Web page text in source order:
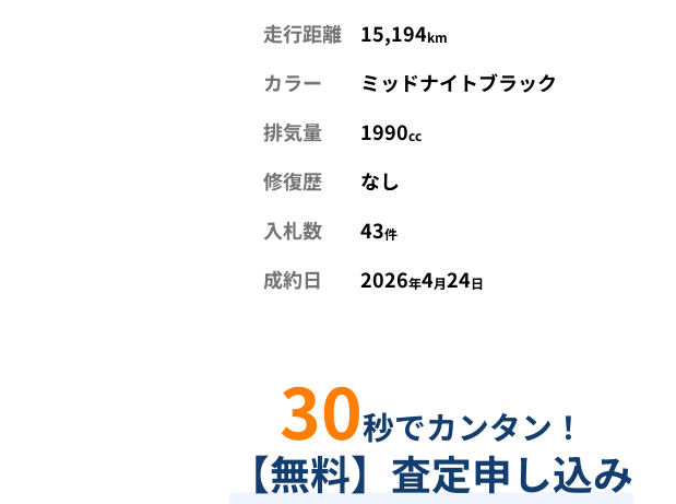
走行距離
15,194km
カラー
ミッドナイトブラック
排気量
1990cc
修復歴
なし
入札数
43件
成約日 2026年4月24日
30秒でカンタン！
【無料】査定申し込み